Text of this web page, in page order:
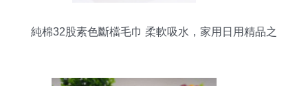
純棉32股素色斷檔毛巾 柔軟吸水，家用日用精品之